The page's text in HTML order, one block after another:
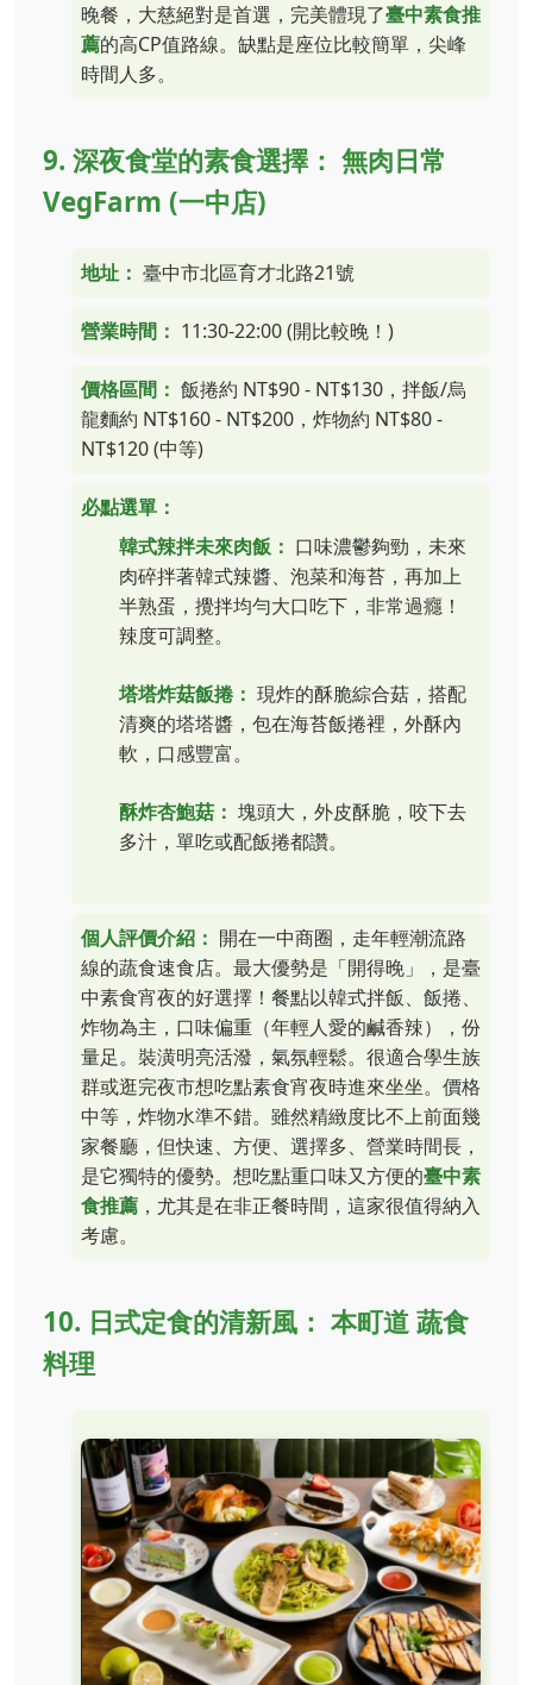
晚餐，大慈絕對是首選，完美體現了臺中素食推
薦的高CP值路線。缺點是座位比較簡單，尖峰
時間人多。
9. 深夜食堂的素食選擇： 無肉日常
VegFarm (一中店)
地址： 臺中市北區育才北路21號
營業時間： 11:30-22:00 (開比較晚！)
價格區間： 飯捲約 NT$90 - NT$130，拌飯/烏
龍麵約 NT$160 - NT$200，炸物約 NT$80 -
NT$120 (中等)
必點選單：
韓式辣拌未來肉飯： 口味濃鬱夠勁，未來
肉碎拌著韓式辣醬、泡菜和海苔，再加上
半熟蛋，攪拌均勻大口吃下，非常過癮！
辣度可調整。
塔塔炸菇飯捲： 現炸的酥脆綜合菇，搭配
清爽的塔塔醬，包在海苔飯捲裡，外酥內
軟，口感豐富。
酥炸杏鮑菇： 塊頭大，外皮酥脆，咬下去
多汁，單吃或配飯捲都讚。
個人評價介紹： 開在一中商圈，走年輕潮流路
線的蔬食速食店。最大優勢是「開得晚」，是臺
中素食宵夜的好選擇！餐點以韓式拌飯、飯捲、
炸物為主，口味偏重（年輕人愛的鹹香辣），份
量足。裝潢明亮活潑，氣氛輕鬆。很適合學生族
群或逛完夜市想吃點素食宵夜時進來坐坐。價格
中等，炸物水準不錯。雖然精緻度比不上前面幾
家餐廳，但快速、方便、選擇多、營業時間長，
是它獨特的優勢。想吃點重口味又方便的臺中素
食推薦 ，尤其是在非正餐時間，這家很值得納入
考慮。
10. 日式定食的清新風： 本町道 蔬食
料理